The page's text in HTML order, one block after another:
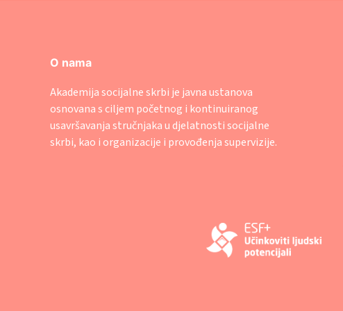
O nama
Akademija socijalne skrbi je javna ustanova
osnovana s ciljem početnog i kontinuiranog
usavršavanja stručnjaka u djelatnosti socijalne
skrbi, kao i organizacije i provođenja supervizije.